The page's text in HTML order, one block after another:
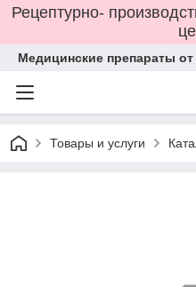
Рецептурно-
Медицинские препараты
Товары и услуги